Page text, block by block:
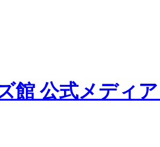
館 公式メディ